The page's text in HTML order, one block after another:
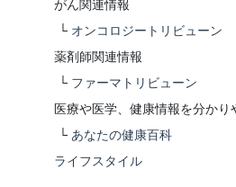
がん関連情報
└ オンコロジートリビューン
薬剤師関連情報
└ ファーマトリビューン
医療や医学、健康情報を分かり
└ あなたの健康百科
ライフスタイル